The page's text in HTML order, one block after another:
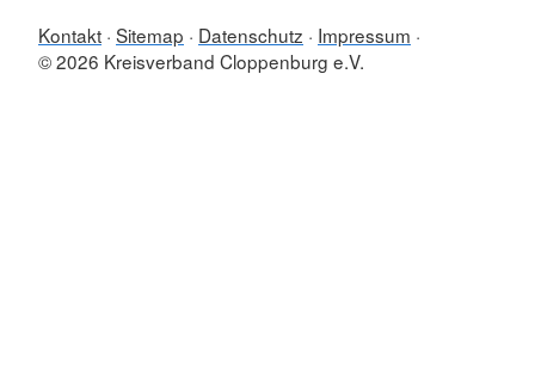
Kontakt Sitemap Datenschutz
Impressum
© 2026 Kreisverband Cloppenburg e.V.